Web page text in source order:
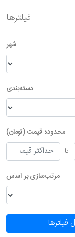
فیلترها
شهر
دسته‌بندی
محدوده قیمت (تومان)
تا
مرتب‌سازی بر اساس
فیلترها